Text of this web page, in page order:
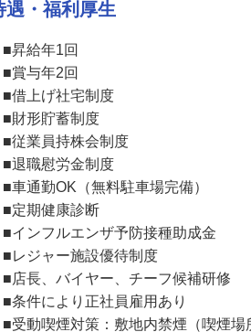
待遇・福利厚生
■昇給年1回
■賞与年2回
■借上げ社宅制度
■財形貯蓄制度
■従業員持株会制度
■退職慰労金制度
■車通勤OK（無料駐車場完備）
■定期健康診断
■インフルエンザ予防接種助成金
■レジャー施設優待制度
■店長、バイヤー、チーフ候補研修